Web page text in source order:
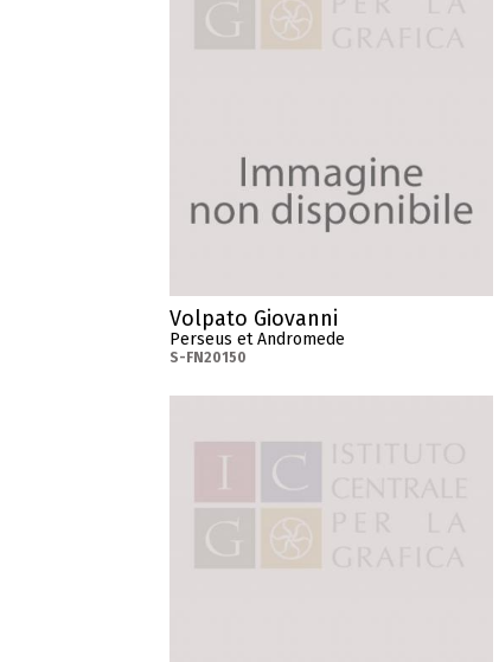
Volpato Giovanni
Perseus et Andromede
S-FN20150